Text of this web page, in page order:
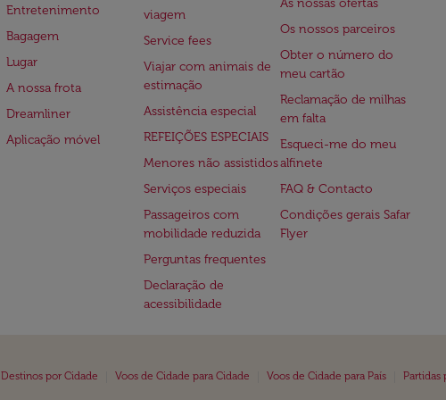
Entretenimento
Bagagem
Lugar
A nossa frota
Dreamliner
Aplicação móvel
viagem
Service fees
Viajar com animais de
estimação
Assistência especial
REFEIÇÕES ESPECIAIS
Menores não assistidos
Serviços especiais
Passageiros com
mobilidade reduzida
Perguntas frequentes
Declaração de
acessibilidade
As nossas ofertas
Os nossos parceiros
Obter o número do
meu cartão
Reclamação de milhas
em falta
Esqueci-me do meu
alfinete
FAQ & Contacto
Condições gerais Safar
Flyer
Destinos por Cidade Voos de Cidade para Cidade Voos de Cidade para País Partidas